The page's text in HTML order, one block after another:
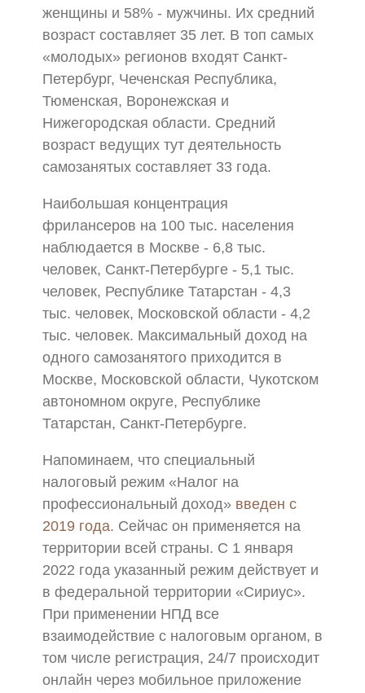
женщины и 58% - мужчины. Их средний
возраст составляет 35 лет. В топ самых
«молодых» регионов входят Санкт-
Петербург, Чеченская Республика,
Тюменская, Воронежская и
Нижегородская области. Средний
возраст ведущих тут деятельность
самозанятых составляет 33 года.
Наибольшая концентрация
фрилансеров на 100 тыс. населения
наблюдается в Москве - 6,8 тыс.
человек, Санкт-Петербурге - 5,1 тыс.
человек, Республике Татарстан - 4,3
тыс. человек, Московской области - 4,2
тыс. человек. Максимальный доход на
одного самозанятого приходится в
Москве, Московской области, Чукотском
автономном округе, Республике
Татарстан, Санкт-Петербурге.
Напоминаем, что специальный
налоговый режим «Налог на
профессиональный доход» введен с
2019 года. Сейчас он применяется на
территории всей страны. С 1 января
2022 года указанный режим действует и
в федеральной территории «Сириус».
При применении НПД все
взаимодействие с налоговым органом, в
том числе регистрация, 24/7 происходит
онлайн через мобильное приложение